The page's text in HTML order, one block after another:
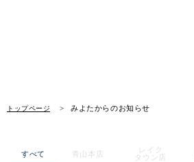
トップページ みよたからのお知らせ
お知らせ
すべて 青山本店
レイク
タウン店